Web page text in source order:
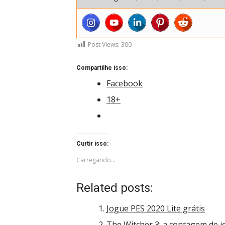
Post Views: 300
Compartilhe isso:
Facebook
18+
Curtir isso:
Carregando...
Related posts:
Jogue PES 2020 Lite grátis